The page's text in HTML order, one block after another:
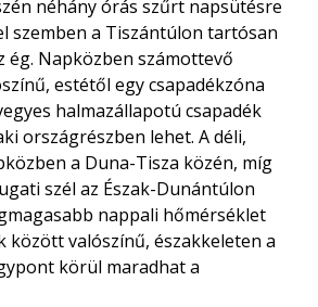
néhány órás szűrt napsütésre
szemben a Tiszántúlon tartósan
ég. Napközben számottevő
estétől egy csapadékzóna
halmazállapotú csapadék
országrészben lehet. A déli,
a Duna-Tisza közén, míg
szél az Észak-Dunántúlon
nappali hőmérséklet
között valószínű, északkeleten a
körül maradhat a